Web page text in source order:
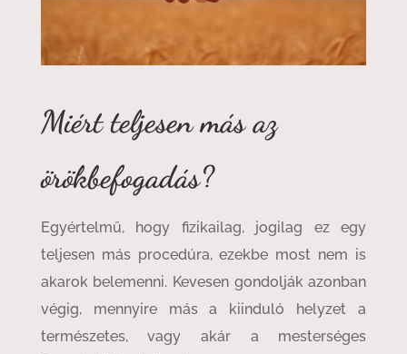
Miért teljesen más az
örökbefogadás?
Egyértelmű, hogy fizikailag, jogilag ez egy
teljesen más procedúra, ezekbe most nem is
akarok belemenni. Kevesen gondolják azonban
végig, mennyire más a kiinduló helyzet a
természetes, vagy akár a mesterséges